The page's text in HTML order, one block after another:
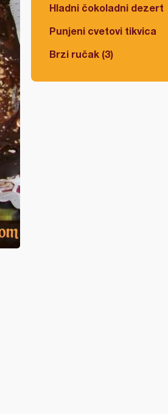
Hladni čokoladni dezert
Punjeni cvetovi tikvica
Brzi ručak (3)